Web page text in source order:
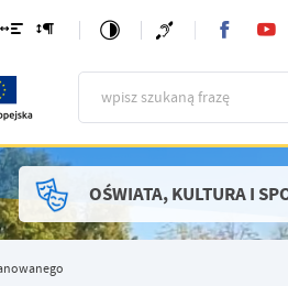
OŚWIATA, KULTURA I